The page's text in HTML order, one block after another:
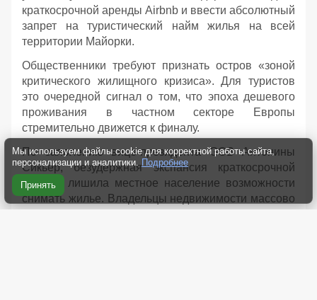
краткосрочной аренды Airbnb и ввести абсолютный
запрет на туристический найм жилья на всей
территории Майорки.
Общественники требуют признать остров «зоной
критического жилищного кризиса». Для туристов
это очередной сигнал о том, что эпоха дешевого
проживания в частном секторе Европы
стремительно движется к финалу.
По заявлению вице-президента GOB Антонины
Сикьер, безудержная экспансия краткосрочной
аренды лишила местное население возможности
снимать жилье. Владельцы недвижимости массово
Мы используем файлы cookie для корректной работы сайта,
персонализации и аналитики. Подробнее
Принять